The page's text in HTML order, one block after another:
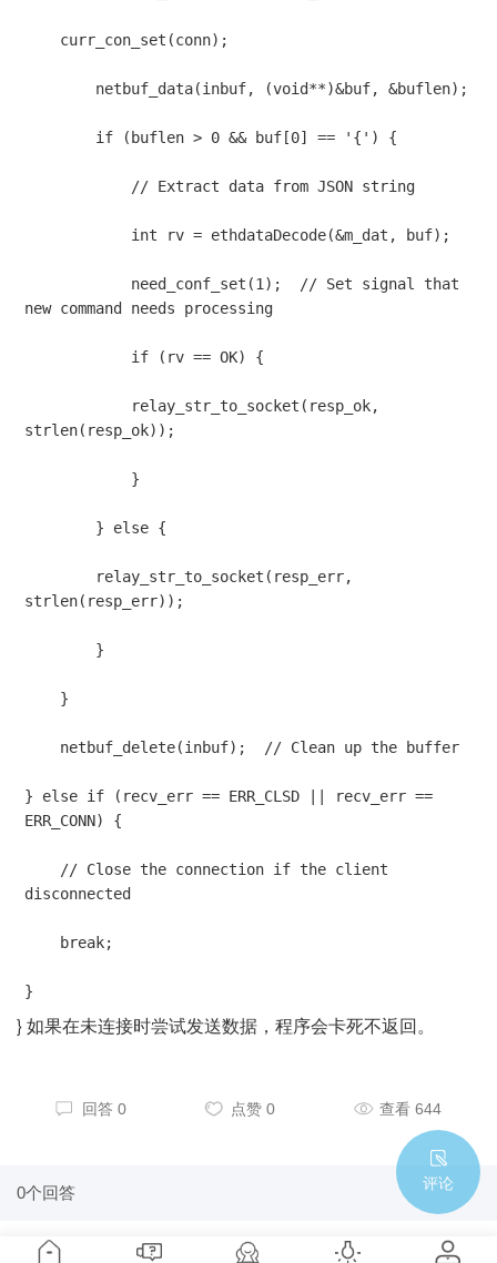
new command needs processing
strlen(resp_ok));
strlen(resp_err));
} else if (recv_err == ERR_CLSD || recv_err ==
ERR_CONN) {
disconnected
}
} 如果在未连接时尝试发送数据，程序会卡死不返回。
回答 0 点赞 0 查看 644
0个回答 评论